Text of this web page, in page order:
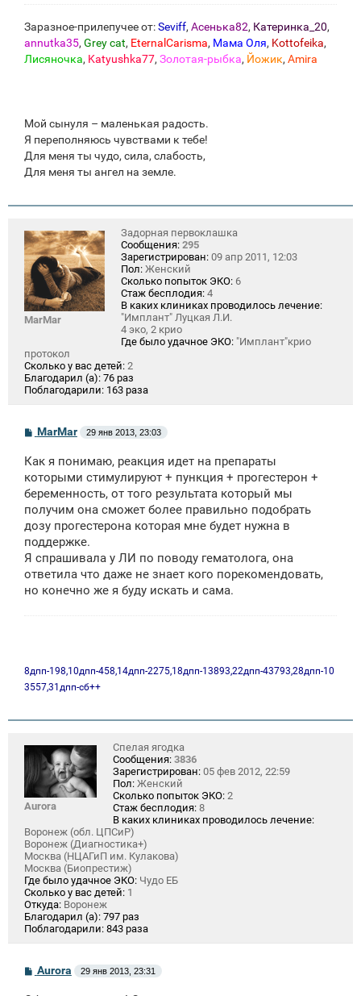
Заразное-прилепучее от:Seviff, Асенька82, Катеринка_20,
annutka35, Grey cat, EternalCarisma, Мама Оля, Kottofeika,
Лисяночка, Katyushka77, Золотая-рыбка, Йожик, Amira
Мой сынуля – маленькая радость.
Я переполняюсь чувствами к тебе!
Для меня ты чудо, сила, слабость,
Для меня ты ангел на земле.
MarMar
Задорная первоклашка
Сообщения: 295
Зарегистрирован: 09 апр 2011, 12:03
Пол: Женский
Сколько попыток ЭКО: 6
Стаж бесплодия: 4
В каких клиниках проводилось лечение:
"Имплант" Луцкая Л.И.
4 эко, 2 крио
Где было удачное ЭКО: "Имплант"крио
протокол
Сколько у вас детей: 2
Благодарил (а): 76 раз
Поблагодарили: 163 раза
С
о
б
щ
н
и
MarMar 29 янв 2013, 23:03
Как я понимаю, реакция идет на препараты
которыми стимулируют + пункция + прогестерон +
беременность, от того результата который мы
получим она сможет более правильно подобрать
дозу прогестерона которая мне будет нужна в
поддержке.
Я спрашивала у ЛИ по поводу гематолога, она
ответила что даже не знает кого порекомендовать,
но конечно же я буду искать и сама.
8дпп-198,10дпп-458,14дпп-2275,18дпп-13893,22дпп-43793,28дпп-10
3557,31дпп-сб++
Aurora
Спелая ягодка
Сообщения: 3836
Зарегистрирован: 05 фев 2012, 22:59
Пол: Женский
Сколько попыток ЭКО: 2
Стаж бесплодия: 8
В каких клиниках проводилось лечение:
Воронеж (обл. ЦПСиР)
Воронеж (Диагностика+)
Москва (НЦАГиП им. Кулакова)
Москва (Биопрестиж)
Где было удачное ЭКО: Чудо ЕБ
Сколько у вас детей: 1
Откуда: Воронеж
Благодарил (а): 797 раз
Поблагодарили: 843 раза
С
о
Aurora 29 янв 2013, 23:31